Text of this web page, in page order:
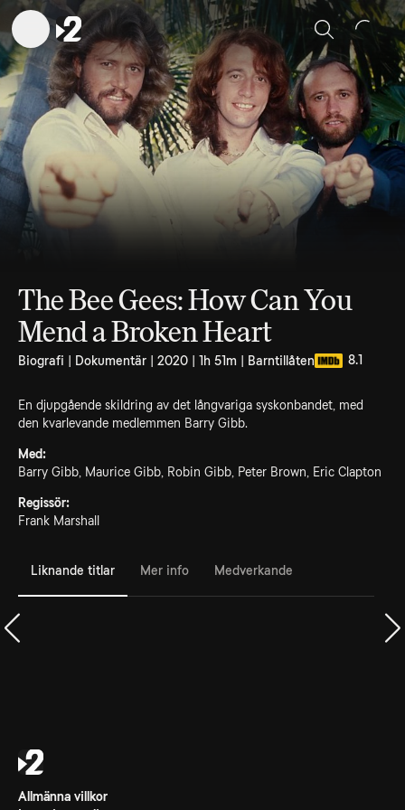
Sök
The Bee Gees: How Can You
Mend a Broken Heart
Biografi | Dokumentär | 2020 | 1h 51m | Barntillåten 8.1
En djupgående skildring av det långvariga syskonbandet, med
den kvarlevande medlemmen Barry Gibb.
Med:
Barry Gibb, Maurice Gibb, Robin Gibb, Peter Brown, Eric Clapton
Regissör:
Frank Marshall
Liknande titlar Mer info Medverkande
Allmänna villkor